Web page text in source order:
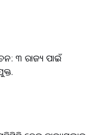
୩ ରାଜ୍ୟ ପାଇଁ